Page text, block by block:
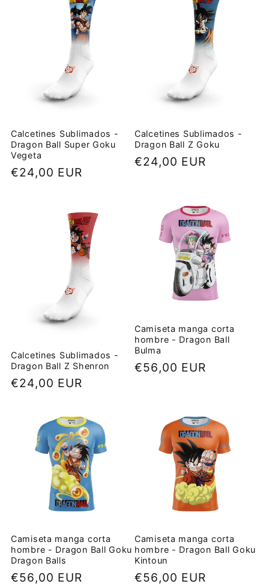
Calcetines Sublimados -
Dragon Ball Super Goku
Vegeta
Precio
€24,00 EUR
Calcetines Sublimados -
Dragon Ball Z Goku
Precio
€24,00 EUR
Calcetines Sublimados -
Dragon Ball Z Shenron
Precio
€24,00 EUR
Camiseta manga corta
hombre - Dragon Ball
Bulma
Precio
€56,00 EUR
Camiseta manga corta
hombre - Dragon Ball Goku
Dragon Balls
Precio
€56,00 EUR
Camiseta manga corta
hombre - Dragon Ball Goku
Kintoun
Precio
€56,00 EUR